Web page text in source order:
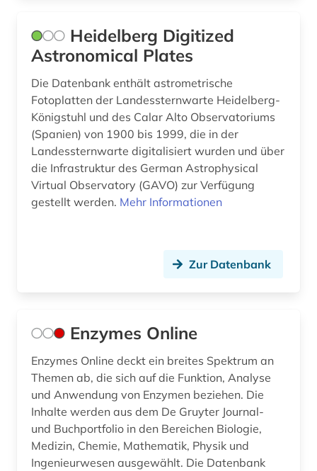
Heidelberg Digitized
Astronomical Plates
Die Datenbank enthält astrometrische
Fotoplatten der Landessternwarte Heidelberg-
Königstuhl und des Calar Alto Observatoriums
(Spanien) von 1900 bis 1999, die in der
Landessternwarte digitalisiert wurden und über
die Infrastruktur des German Astrophysical
Virtual Observatory (GAVO) zur Verfügung
gestellt werden. Mehr Informationen
Zur Datenbank
Enzymes Online
Enzymes Online deckt ein breites Spektrum an
Themen ab, die sich auf die Funktion, Analyse
und Anwendung von Enzymen beziehen. Die
Inhalte werden aus dem De Gruyter Journal-
und Buchportfolio in den Bereichen Biologie,
Medizin, Chemie, Mathematik, Physik und
Ingenieurwesen ausgewählt. Die Datenbank